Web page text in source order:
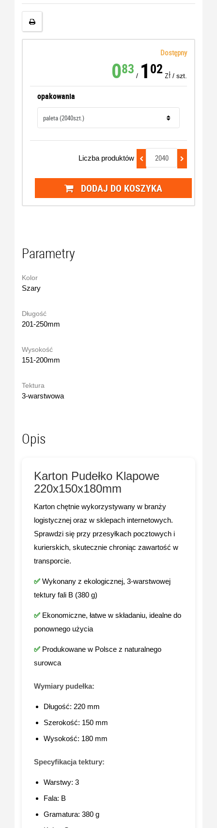
Dostępny
083 / 1 02zł / szt.
opakowania
Liczba produktów
DODAJ DO KOSZYKA
Parametry
Kolor
Szary
Długość
201-250mm
Wysokość
151-200mm
Tektura
3-warstwowa
Opis
Karton Pudełko Klapowe
220x150x180mm
Karton chętnie wykorzystywany w branży
logistycznej oraz w sklepach internetowych.
Sprawdzi się przy przesyłkach pocztowych i
kurierskich, skutecznie chroniąc zawartość w
transporcie.
✅ Wykonany z ekologicznej, 3-warstwowej
tektury fali B (380 g)
✅ Ekonomiczne, łatwe w składaniu, idealne do
ponownego użycia
✅ Produkowane w Polsce z naturalnego
surowca
Wymiary pudełka:
Długość: 220 mm
Szerokość: 150 mm
Wysokość: 180 mm
Specyfikacja tektury:
Warstwy: 3
Fala: B
Gramatura: 380 g